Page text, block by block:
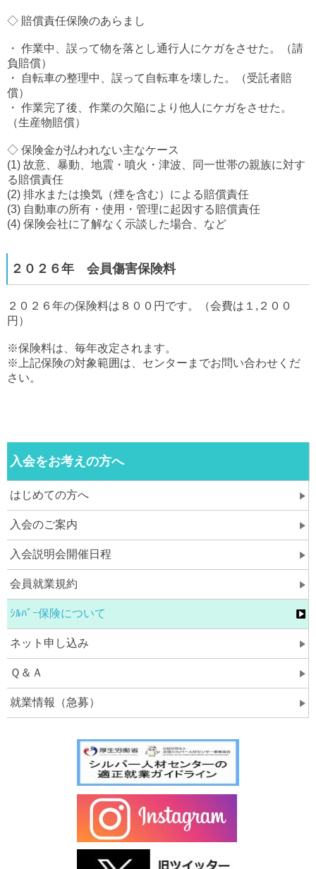
◇ 賠償責任保険のあらまし
・ 作業中、誤って物を落とし通行人にケガをさせた。（請
負賠償）
・ 自転車の整理中、誤って自転車を壊した。（受託者賠
償）
・ 作業完了後、作業の欠陥により他人にケガをさせた。
（生産物賠償）
◇ 保険金が払われない主なケース
(1) 故意、暴動、地震・噴火・津波、同一世帯の親族に対す
る賠償責任
(2) 排水または換気（煙を含む）による賠償責任
(3) 自動車の所有・使用・管理に起因する賠償責任
(4) 保険会社に了解なく示談した場合、など
２０２６年 会員傷害保険料
２０２６年の保険料は８００円です。（会費は１,２００
円）
※保険料は、毎年改定されます。
※上記保険の対象範囲は、センターまでお問い合わせくだ
さい。
入会をお考えの方へ
はじめての方へ
入会のご案内
入会説明会開催日程
会員就業規約
ｼﾙﾊﾞｰ保険について
ネット申し込み
Ｑ＆Ａ
就業情報（急募）